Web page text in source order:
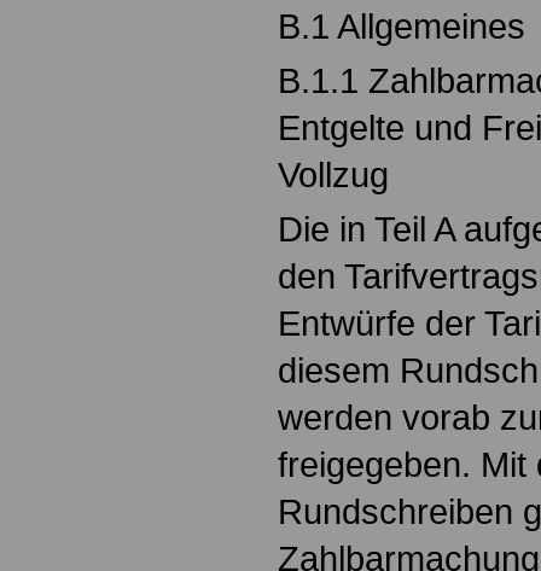
B.1 Allgemeines
B.1.1
Entgelte und
Vollzug
Die in Teil A
den
Entwürfe der
diesem
werden vorab
freigegeben. Mit
Rundschreiben